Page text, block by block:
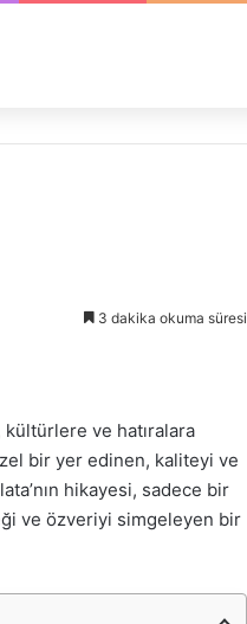
3 dakika okuma süresi
ve hatıralara
bir yer edinen, kaliteyi ve
hikayesi, sadece bir
ve özveriyi simgeleyen bir